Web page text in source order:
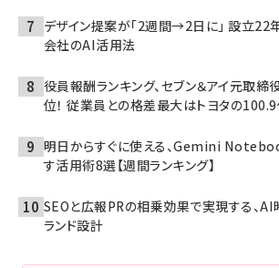
デザイン提案が「2週間→2日に」 設立22
会社のAI活用法
役員報酬ランキング、セブン＆アイ元取
位！ 従業員との格差最大はトヨタの100.9
明日からすぐに使える、Gemini
す活用術8選【週間ランキング】
SEOと広報PRの相乗効果で実現する、
ランド設計